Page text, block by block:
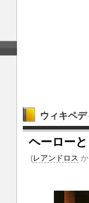
ウィキペデ
ヘーロー
(レアンドロス